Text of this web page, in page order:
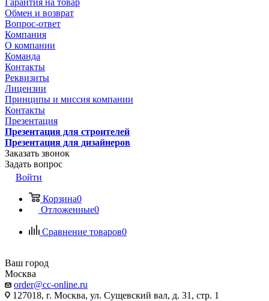
Гарантия на товар
Обмен и возврат
Вопрос-ответ
Компания
О компании
Команда
Контакты
Реквизиты
Лицензии
Принципы и миссия компании
Контакты
Презентация
Презентация для строителей
Презентация для дизайнеров
Заказать звонок
Задать вопрос
Войти
Корзина0
Отложенные0
Сравнение товаров0
Ваш город
Москва
order@cc-online.ru
127018, г. Москва, ул. Сущевский вал, д. 31, стр. 1